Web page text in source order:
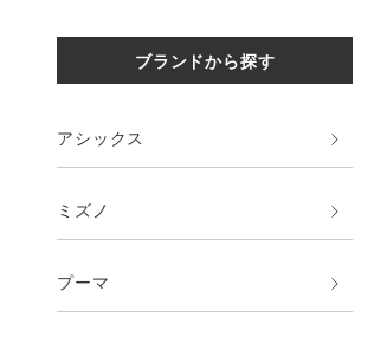
ブランドから探す
アシックス
ミズノ
プーマ